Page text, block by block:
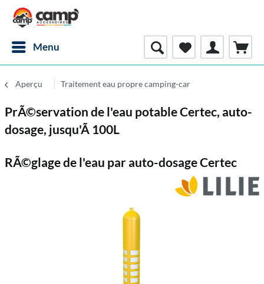
Menu
Aperçu Traitement eau propre camping-car
PrÃ©servation de l'eau potable Certec, auto-
dosage, jusqu'Ã 100L
RÃ©glage de l'eau par auto-dosage Certec